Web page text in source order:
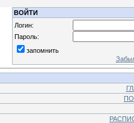
ВОЙТИ
Логин:
Пароль:
запомнить